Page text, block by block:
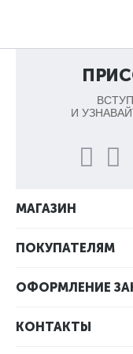
И
МАГАЗИН
ПОКУПАТЕЛЯМ
ОФОРМЛЕНИЕ
КОНТАКТЫ